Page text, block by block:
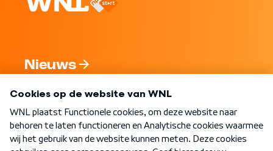
Nieuws
Nieuwsbrief
Word Lid